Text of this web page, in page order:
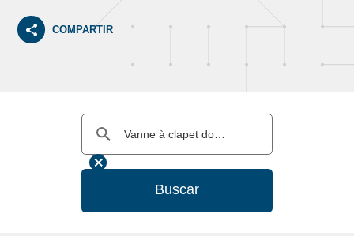
COMPARTIR
Buscar